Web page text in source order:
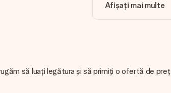
dvs. De aceea, este important să folosiți
fotografia dvs. împreună cu cadoul pe care
sau aveți o imagine cu un alt format pe
Afișați mai multe
să luați legătura și să primiți o ofertă de